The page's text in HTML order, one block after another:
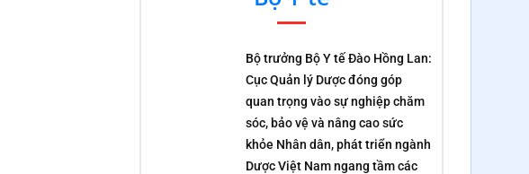
Bộ trưởng Bộ Y tế Đào Hồng Lan:
Cục Quản lý Dược đóng góp
quan trọng vào sự nghiệp chăm
sóc, bảo vệ và nâng cao sức
khỏe Nhân dân, phát triển ngành
Dược Việt Nam ngang tầm các